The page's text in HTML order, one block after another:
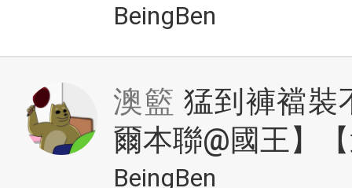
BeingBen
澳籃 猛到褲襠裝
爾本聯@國王】
BeingBen